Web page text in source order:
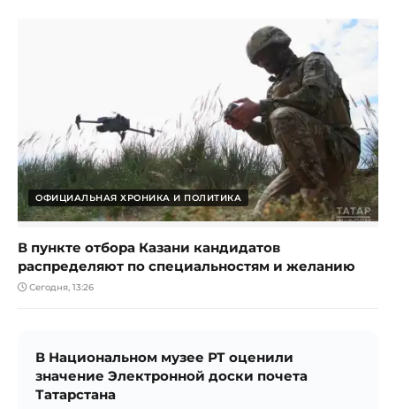
ОФИЦИАЛЬНАЯ ХРОНИКА И ПОЛИТИКА
В пункте отбора Казани кандидатов
распределяют по специальностям и желанию
Сегодня, 13:26
В Национальном музее РТ оценили
значение Электронной доски почета
Татарстана